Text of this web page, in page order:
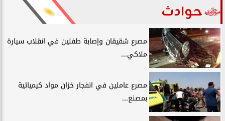
حوادث
مصرع شقيقان وإصابة طفلين في انقلاب سيارة
ملاكي...
مصرع عاملين في انفجار خزان مواد كيميائية
بمصنع...